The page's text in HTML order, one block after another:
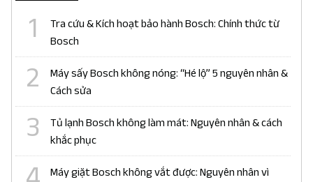
Tra cứu & Kích hoạt bảo hành Bosch: Chính thức từ
Bosch
Máy sấy Bosch không nóng: “Hé lộ” 5 nguyên nhân &
Cách sửa
Tủ lạnh Bosch không làm mát: Nguyên nhân & cách
khắc phục
Máy giặt Bosch không vắt được: Nguyên nhân vì